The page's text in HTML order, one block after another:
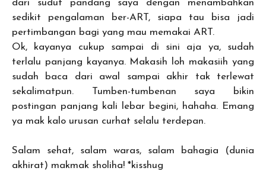
dari sudut pandang saya dengan menambahkan
sedikit pengalaman ber-ART, siapa tau bisa jadi
pertimbangan bagi yang mau memakai ART.
Ok, kayanya cukup sampai di sini aja ya, sudah
terlalu panjang kayanya. Makasih loh makasiih yang
sudah baca dari awal sampai akhir tak terlewat
sekalimatpun. Tumben-tumbenan saya bikin
postingan panjang kali lebar begini, hahaha. Emang
ya mak kalo urusan curhat selalu terdepan.
Salam sehat, salam waras, salam bahagia (dunia
akhirat) makmak sholiha! *kisshug